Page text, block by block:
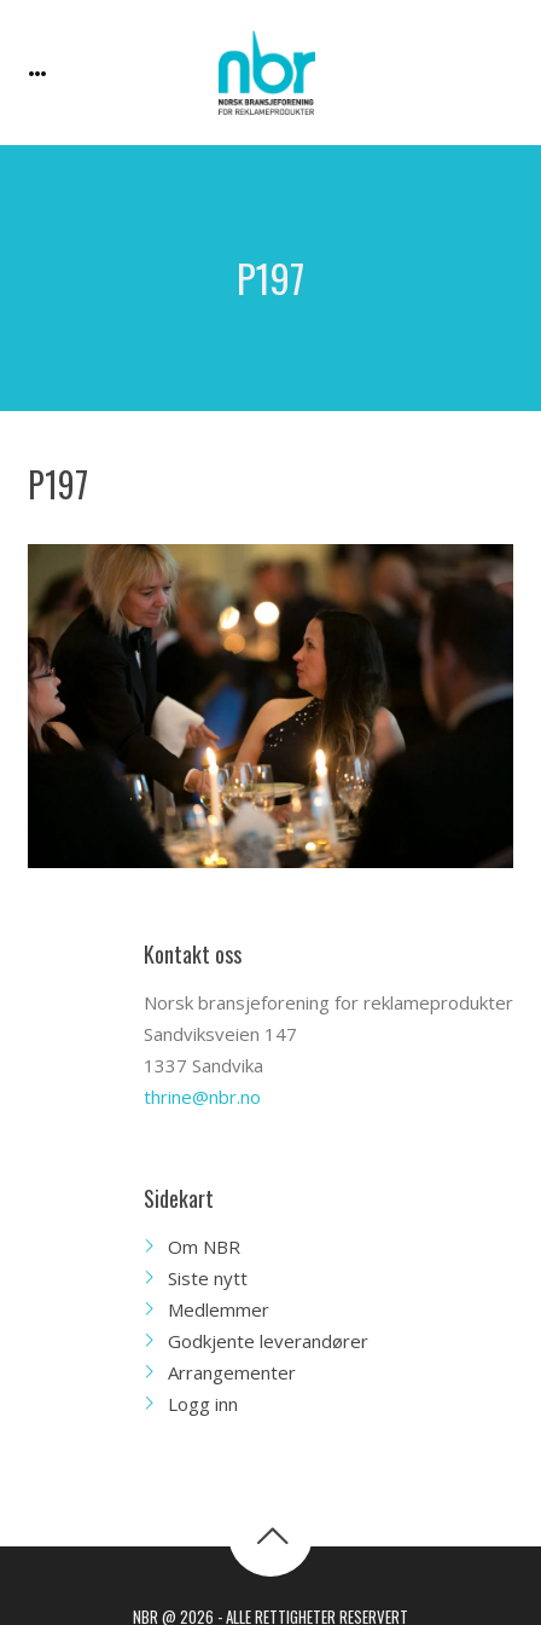
P197
P197
Kontakt oss
Norsk bransjeforening for reklameprodukter
Sandviksveien 147
1337 Sandvika
thrine@nbr.no
Sidekart
Om NBR
Siste nytt
Medlemmer
Godkjente leverandører
Arrangementer
Logg inn
NBR @ 2026 - ALLE RETTIGHETER RESERVERT